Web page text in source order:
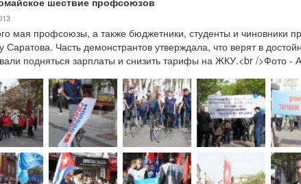
мая профсоюзы, а также бюджетники, студенты и чиновники
Саратова. Часть демонстрантов утверждала, что верят в
подняться зарплаты и снизить тарифы на ЖКУ.<br />Фото -